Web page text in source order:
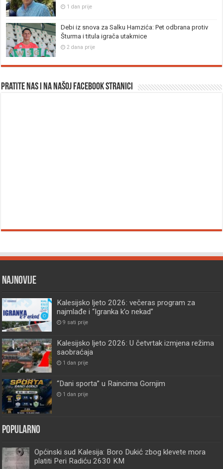
1 dan prije
Debi iz snova za Salku Hamzića: Pet odbrana protiv
Šturma i titula igrača utakmice
2 dana prije
Pratite nas i na našoj facebook stranici
Najnovije
Kalesijsko ljeto 2026: večeras program za
najmlađe i “Igranka k’o nekad”
9 sati prije
Kalesijsko ljeto 2026: U četvrtak izmjena režima
saobraćaja
1 dan prije
“Dani sporta” u Raincima Gornjim
1 dan prije
Popularno
Općinski sud Kalesija: Boro Dukić zbog klevete mora
platiti Peri Radiću 2630 KM